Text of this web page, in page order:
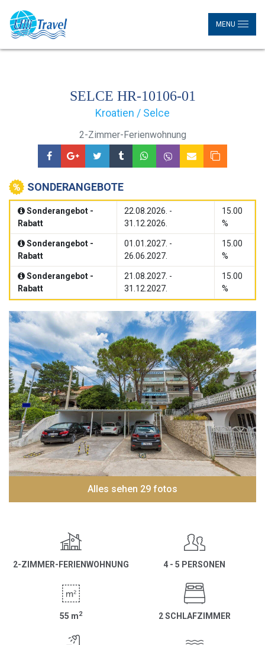
MENU
SELCE HR-10106-01
Kroatien / Selce
2-Zimmer-Ferienwohnung
SONDERANGEBOTE
Sonderangebot -
Rabatt
22.08.2026. -
31.12.2026.
15.00
%
Sonderangebot -
Rabatt
01.01.2027. -
26.06.2027.
15.00
%
Sonderangebot -
Rabatt
21.08.2027. -
31.12.2027.
15.00
%
Alles sehen 29 fotos
2-ZIMMER-FERIENWOHNUNG 4 - 5 PERSONEN
55 m2 2 SCHLAFZIMMER